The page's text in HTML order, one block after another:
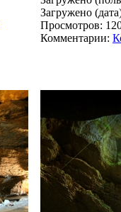
Загружено
Просмотров:
Комментарии: